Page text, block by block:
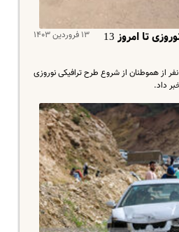
۱۳ فروردین ۱۴۰۳
فوت ۷۴۰ نفر در تصادفات نوروزی تا امروز 13
رئیس پلیس راهور فراجا از فوت ۷۴۰ نفر از هموطنان از شروع طرح ترافیکی نوروزی